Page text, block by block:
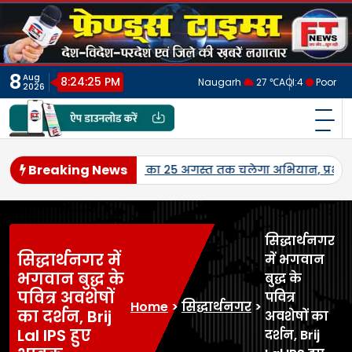
Skip
content
8 Aug
2026
8:24:28 PM Naugarh 27 ℃AQI:4 Poor
फ्रेंड्स टाइम्स
Breaking News
नेतृत्व। जनपद में पहली बार एमएसपी पर होगी उड़द-मूंग की
सिद्धार्थनगर में
भगवान बुद्ध के
पवित्र अवशेषों
का दर्शन, Brij
Lal IPS हुए
Home >सिद्धार्थनगर >
सिद्धार्थनगर
में भगवान
बुद्ध के
पवित्र
अवशेषों का
दर्शन, Brij